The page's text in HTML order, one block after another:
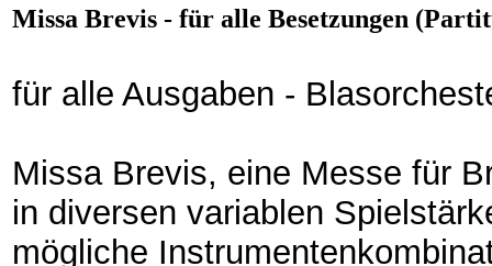
Missa Brevis - für alle Besetzungen
für alle Ausgaben -
Missa Brevis, eine Messe für
in diversen variablen
mögliche